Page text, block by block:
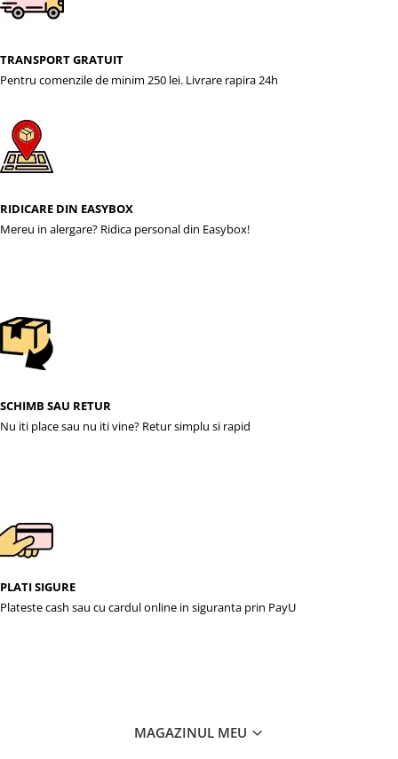
TRANSPORT GRATUIT
Pentru comenzile de minim 250 lei. Livrare rapira 24h
RIDICARE DIN EASYBOX
Mereu in alergare? Ridica personal din Easybox!
SCHIMB SAU RETUR
Nu iti place sau nu iti vine? Retur simplu si rapid
PLATI SIGURE
Plateste cash sau cu cardul online in siguranta prin PayU
MAGAZINUL MEU